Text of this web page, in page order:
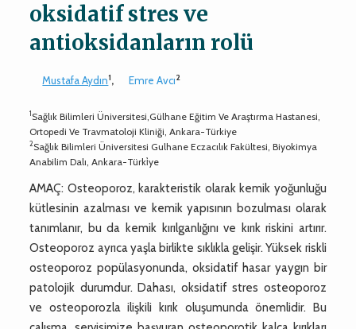
oksidatif stres ve
antioksidanların rolü
Mustafa Aydın1, Emre Avcı2
1Sağlık Bilimleri Üniversitesi,Gülhane Eğitim Ve Araştırma Hastanesi,
Ortopedi Ve Travmatoloji Kliniği, Ankara-Türkiye
2Sağlık Bilimleri Üniversitesi Gulhane Eczacılık Fakültesi, Biyokimya
Anabilim Dalı, Ankara-Türki̇ye
AMAÇ: Osteoporoz, karakteristik olarak kemik yoğunluğu
kütlesinin azalması ve kemik yapısının bozulması olarak
tanımlanır, bu da kemik kırılganlığını ve kırık riskini artırır.
Osteoporoz ayrıca yaşla birlikte sıklıkla gelişir. Yüksek riskli
osteoporoz popülasyonunda, oksidatif hasar yaygın bir
patolojik durumdur. Dahası, oksidatif stres osteoporoz
ve osteoporozla ilişkili kırık oluşumunda önemlidir. Bu